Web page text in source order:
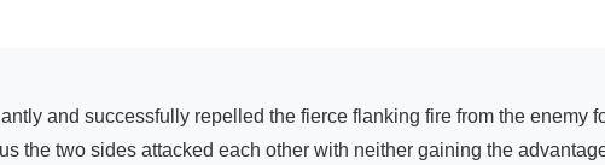
the two sides attacked each other with neither gaining the